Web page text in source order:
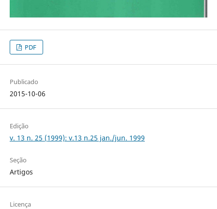
PDF
Publicado
2015-10-06
Edição
v. 13 n. 25 (1999): v.13 n.25 jan./jun. 1999
Seção
Artigos
Licença